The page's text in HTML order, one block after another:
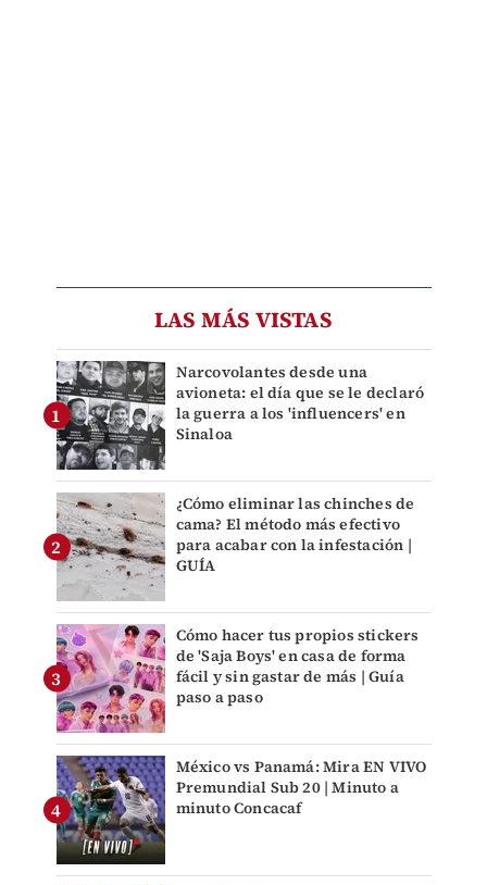
LAS MÁS VISTAS
Narcovolantes desde una
avioneta: el día que se le declaró
la guerra a los 'influencers' en
Sinaloa
¿Cómo eliminar las chinches de
cama? El método más efectivo
para acabar con la infestación |
GUÍA
Cómo hacer tus propios stickers
de 'Saja Boys' en casa de forma
fácil y sin gastar de más | Guía
paso a paso
México vs Panamá: Mira EN VIVO
Premundial Sub 20 | Minuto a
minuto Concacaf